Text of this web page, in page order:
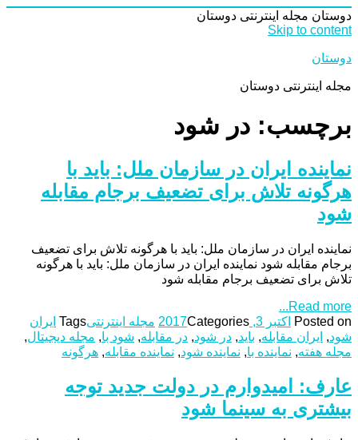
دوستان مجله اینترنتی دوستان
Skip to content
دوستان
مجله اینترنتی دوستان
برچسب: در شود
نماینده ایران در سازمان ملل: باید با
هرگونه تلاش برای تضعیف برجام مقابله
شود
نماینده ایران در سازمان ملل: باید با هرگونه تلاش برای تضعیف
برجام مقابله شود نماینده ایران در سازمان ملل: باید با هرگونه
تلاش برای تضعیف برجام مقابله شود
Read more...
Posted on اکتبر 3, 2017 Categories مجله اینترنتیTags ایران
شود, ایران مقابله, باید, در شود, در مقابله, شود با, مجله دیجیتال,
مجله هفته, نماینده با, نماینده شود, نماینده مقابله, هرگونه
عارف: امیدوارم در دولت جدید توجه
بیشتری به سینما شود